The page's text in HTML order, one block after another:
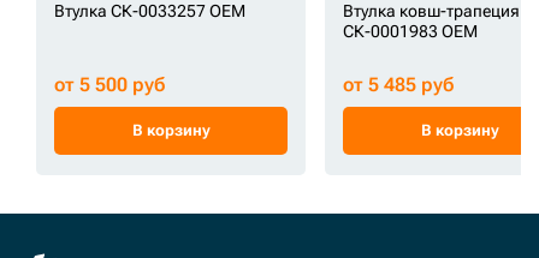
Втулка СК-0033257 OEM
от 5 500 руб
В корзину
Втулка ковш-трапеция
СК-0001983 OEM
от 5 485 руб
В корзину